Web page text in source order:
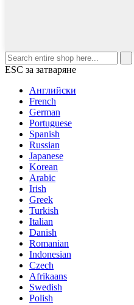
ESC за затваряне
Английски
French
German
Portuguese
Spanish
Russian
Japanese
Korean
Arabic
Irish
Greek
Turkish
Italian
Danish
Romanian
Indonesian
Czech
Afrikaans
Swedish
Polish